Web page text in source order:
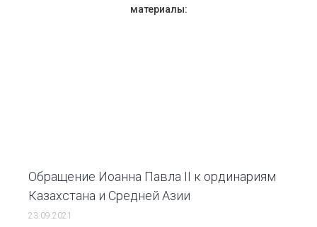
материалы:
Обращение Иоанна Павла II к ординариям
Казахстана и Средней Азии
23.09.2021